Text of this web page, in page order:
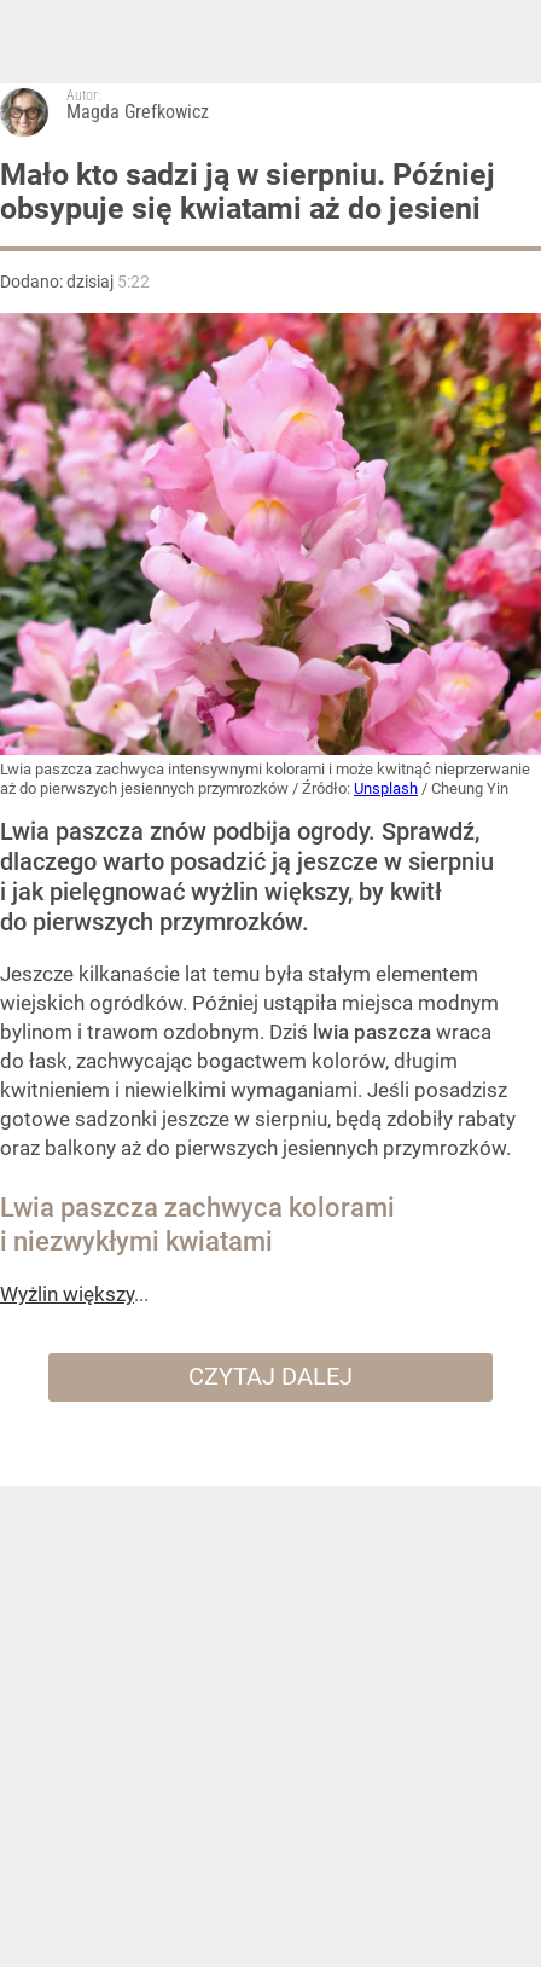
Autor:
Magda Grefkowicz
Mało kto sadzi ją w sierpniu. Później
obsypuje się kwiatami aż do jesieni
Dodano:dzisiaj 5:22
Lwia paszcza zachwyca intensywnymi kolorami i może kwitnąć nieprzerwanie
aż do pierwszych jesiennych przymrozków / Źródło: Unsplash / Cheung Yin
Lwia paszcza znów podbija ogrody. Sprawdź,
dlaczego warto posadzić ją jeszcze w sierpniu
i jak pielęgnować wyżlin większy, by kwitł
do pierwszych przymrozków.
Jeszcze kilkanaście lat temu była stałym elementem
wiejskich ogródków. Później ustąpiła miejsca modnym
bylinom i trawom ozdobnym. Dziś lwia paszcza wraca
do łask, zachwycając bogactwem kolorów, długim
kwitnieniem i niewielkimi wymaganiami. Jeśli posadzisz
gotowe sadzonki jeszcze w sierpniu, będą zdobiły rabaty
oraz balkony aż do pierwszych jesiennych przymrozków.
Lwia paszcza zachwyca kolorami
i niezwykłymi kwiatami
Wyżlin większy...
CZYTAJ DALEJ